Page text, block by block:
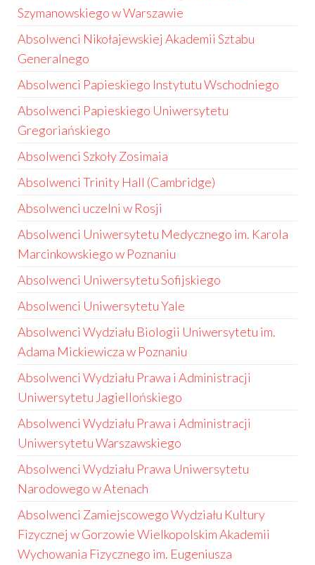
Szymanowskiego w Warszawie
Absolwenci Nikołajewskiej Akademii Sztabu
Generalnego
Absolwenci Papieskiego Instytutu Wschodniego
Absolwenci Papieskiego Uniwersytetu
Gregoriańskiego
Absolwenci Szkoły Zosimaia
Absolwenci Trinity Hall (Cambridge)
Absolwenci uczelni w Rosji
Absolwenci Uniwersytetu Medycznego im. Karola
Marcinkowskiego w Poznaniu
Absolwenci Uniwersytetu Sofijskiego
Absolwenci Uniwersytetu Yale
Absolwenci Wydziału Biologii Uniwersytetu im.
Adama Mickiewicza w Poznaniu
Absolwenci Wydziału Prawa i Administracji
Uniwersytetu Jagiellońskiego
Absolwenci Wydziału Prawa i Administracji
Uniwersytetu Warszawskiego
Absolwenci Wydziału Prawa Uniwersytetu
Narodowego w Atenach
Absolwenci Zamiejscowego Wydziału Kultury
Fizycznej w Gorzowie Wielkopolskim Akademii
Wychowania Fizycznego im. Eugeniusza